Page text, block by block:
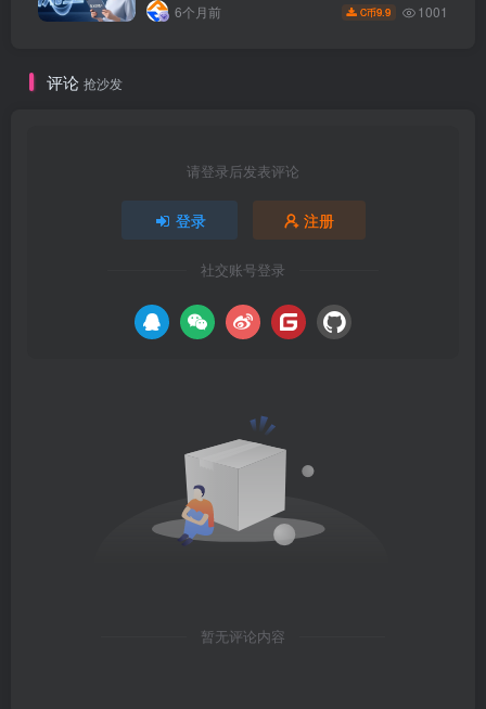
6个月前 C币9.9 1001
评论 抢沙发
请登录后发表评论
登录 注册
社交账号登录
暂无评论内容